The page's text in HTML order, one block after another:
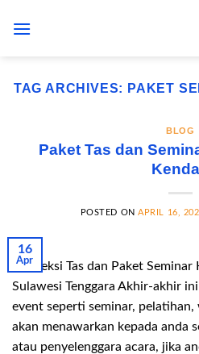
TAG ARCHIVES: PAKET
BLOG
Paket Tas dan
POSTED ONAPRIL 16,
16
Apr
Konveksi Tas dan Paket
Sulawesi Tenggara Akhir-akhir
event seperti seminar,
akan menawarkan kepada anda
atau penyelenggara acara, jika